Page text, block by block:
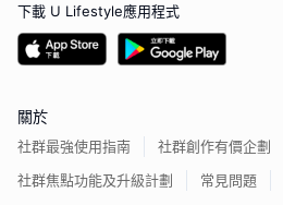
下載 U Lifestyle應用程式
關於
社群最強使用指南
社群創作有價企劃
社群焦點功能及升級計劃
常見問題